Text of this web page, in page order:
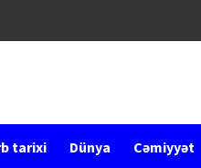
tarixi Dünya Cəmiyyət